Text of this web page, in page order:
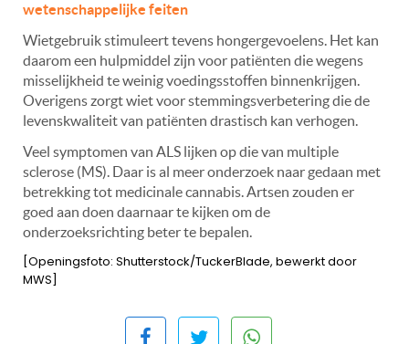
wetenschappelijke feiten
Wietgebruik stimuleert tevens hongergevoelens. Het kan
daarom een hulpmiddel zijn voor patiënten die wegens
misselijkheid te weinig voedingsstoffen binnenkrijgen.
Overigens zorgt wiet voor stemmingsverbetering die de
levenskwaliteit van patiënten drastisch kan verhogen.
Veel symptomen van ALS lijken op die van multiple
sclerose (MS). Daar is al meer onderzoek naar gedaan met
betrekking tot medicinale cannabis. Artsen zouden er
goed aan doen daarnaar te kijken om de
onderzoeksrichting beter te bepalen.
[Openingsfoto: Shutterstock/TuckerBlade, bewerkt door
MWS]